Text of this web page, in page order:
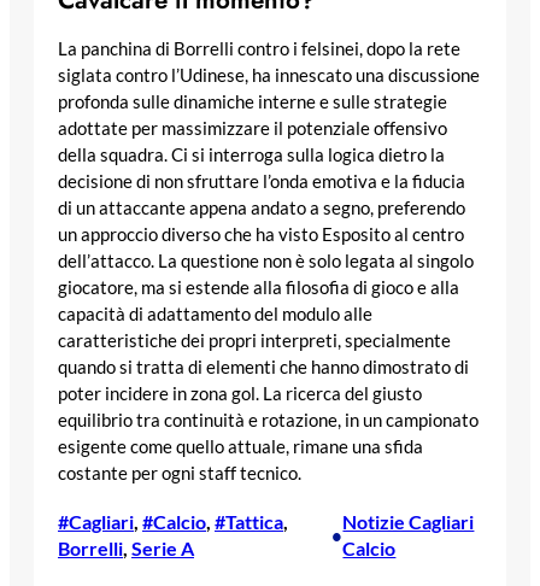
La panchina di Borrelli contro i felsinei, dopo la rete
siglata contro l’Udinese, ha innescato una discussione
profonda sulle dinamiche interne e sulle strategie
adottate per massimizzare il potenziale offensivo
della squadra. Ci si interroga sulla logica dietro la
decisione di non sfruttare l’onda emotiva e la fiducia
di un attaccante appena andato a segno, preferendo
un approccio diverso che ha visto Esposito al centro
dell’attacco. La questione non è solo legata al singolo
giocatore, ma si estende alla filosofia di gioco e alla
capacità di adattamento del modulo alle
caratteristiche dei propri interpreti, specialmente
quando si tratta di elementi che hanno dimostrato di
poter incidere in zona gol. La ricerca del giusto
equilibrio tra continuità e rotazione, in un campionato
esigente come quello attuale, rimane una sfida
costante per ogni staff tecnico.
#Cagliari, #Calcio, #Tattica
Borrelli, Serie A
•
Notizie Cagliari
Calcio